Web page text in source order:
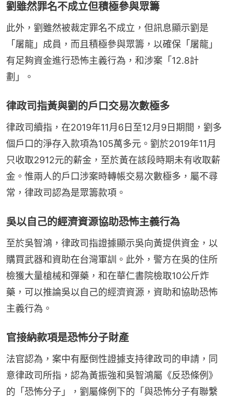
劉雖然罪名不成立但積極參與眾籌
此外，劉雖然被裁定罪名不成立，但訊息顯示劉是
「屠龍」成員，而且積極參與眾籌，以確保「屠龍」
有足夠資金進行恐怖主義行為，和涉案「12.8計
劃」。
律政司指黃與劉的戶口交易次數極多
律政司續指，在2019年11月6日至12月9日期間，劉多
個戶口的淨存入款項為105萬多元。劉於2019年11月
只收取2912元的薪金，至於黃在該段時期未有收取薪
金。惟兩人的戶口涉案時轉帳交易次數極多，屬不尋
常，律政司認為是眾籌款項。
吳以自己的經濟資源協助恐怖主義行為
至於吳智鴻，律政司指證據顯示吳向黃提供資金，以
購買武器和資助在台灣軍訓。此外，警方在吳的住所
檢獲大量槍械和彈藥，和在華仁書院檢取10公斤炸
藥，可以推論吳以自己的經濟資源，資助和協助恐怖
主義行為。
官接納款項是恐怖分子財產
法官認為，案中有壓倒性證據支持律政司的申請，同
意律政司所指，認為黃振強和吳智鴻屬《反恐條例》
的「恐怖分子」，劉屬條例下的「與恐怖分子有聯繫